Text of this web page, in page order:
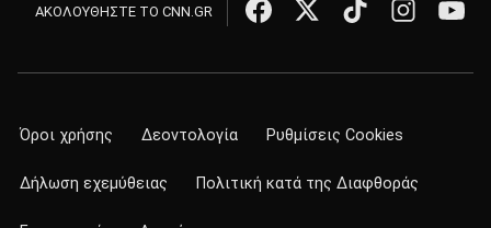
ΑΚΟΛΟΥΘΗΣΤΕ ΤΟ CNN.GR
Όροι χρήσης Δεοντολογία Ρυθμίσεις Cookies
Δήλωση εχεμύθειας Πολιτική κατά της Διαφθοράς